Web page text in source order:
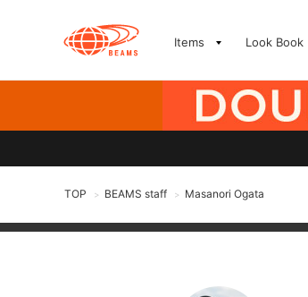
Items Look Book
TOP > BEAMS staff > Masanori Ogata